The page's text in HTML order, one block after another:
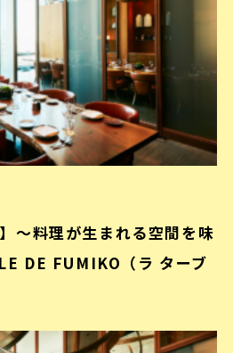
～料理が生まれる空間を味
DE FUMIKO（ラ ターブ